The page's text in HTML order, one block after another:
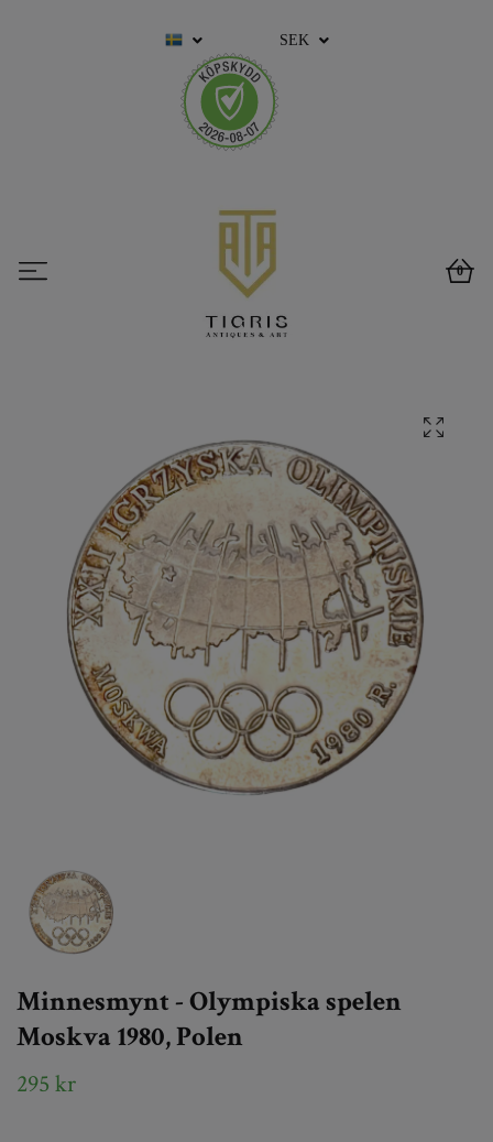
SEK
0
Minnesmynt - Olympiska spelen
Moskva 1980, Polen
295 kr